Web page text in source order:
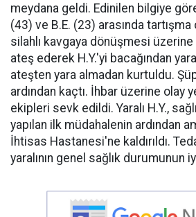
meydana geldi. Edinilen bilgiye
(43) ve B.E. (23) arasında tartışma
silahlı kavgaya dönüşmesi üzerine
ateş ederek H.Y.'yi bacağından
ateşten yara almadan kurtuldu.
ardından kaçtı. İhbar üzerine olay
ekipleri sevk edildi. Yaralı H.Y.,
yapılan ilk müdahalenin ardından
İhtisas Hastanesi'ne kaldırıldı.
yaralının genel sağlık durumunun